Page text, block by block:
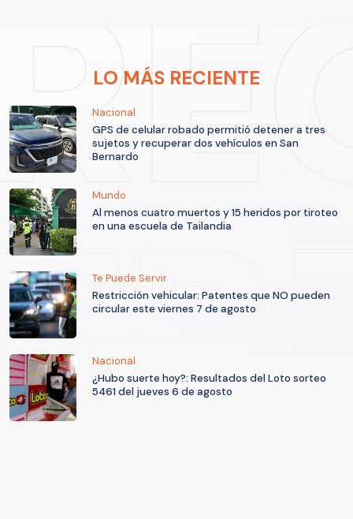
LO MÁS RECIENTE
Nacional
GPS de celular robado permitió detener a tres
sujetos y recuperar dos vehículos en San
Bernardo
Mundo
Al menos cuatro muertos y 15 heridos por tiroteo
en una escuela de Tailandia
Te Puede Servir
Restricción vehicular: Patentes que NO pueden
circular este viernes 7 de agosto
Nacional
¿Hubo suerte hoy?: Resultados del Loto sorteo
5461 del jueves 6 de agosto